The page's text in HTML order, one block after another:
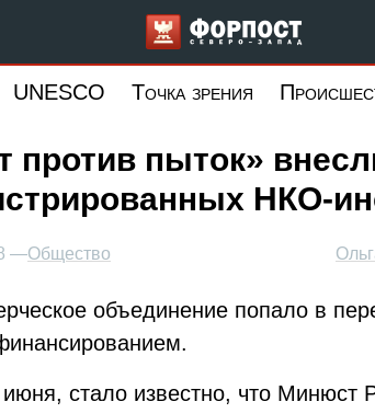
Форпост
UNESCO Точка зрения
против пыток»
НКО-
—Общество
объединение попало в
стало известно, что Минюст